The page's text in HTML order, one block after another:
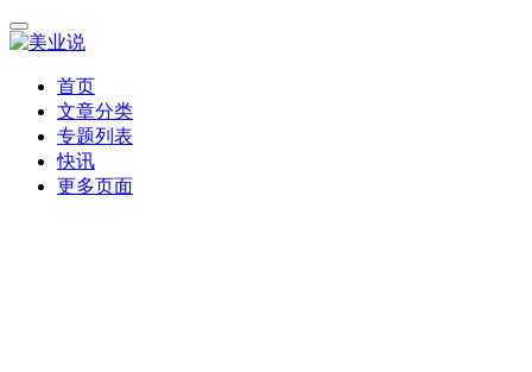
首页
文章分类
专题列表
快讯
更多页面